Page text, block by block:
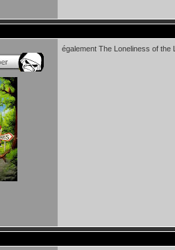
également The Loneliness of the